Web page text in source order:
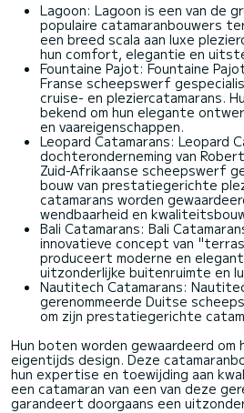
Lagoon: Lagoon is een van de
populaire catamaranbouwers
een breed scala aan luxe
hun comfort, elegantie en
Fountaine Pajot: Fountaine
Franse scheepswerf
cruise- en pleziercatamarans.
bekend om hun elegante
en vaareigenschappen.
Leopard Catamarans: Leopard
dochteronderneming van
Zuid-Afrikaanse scheepswerf
bouw van prestatiegerichte
catamarans worden
wendbaarheid en
Bali Catamarans: Bali
innovatieve concept van
produceert moderne en
uitzonderlijke buitenruimte en
Nautitech Catamarans:
gerenommeerde Duitse
om zijn prestatiegerichte
Hun boten worden gewaardeerd om
eigentijds design. Deze
hun expertise en toewijding aan
een catamaran van een van deze
garandeert doorgaans een